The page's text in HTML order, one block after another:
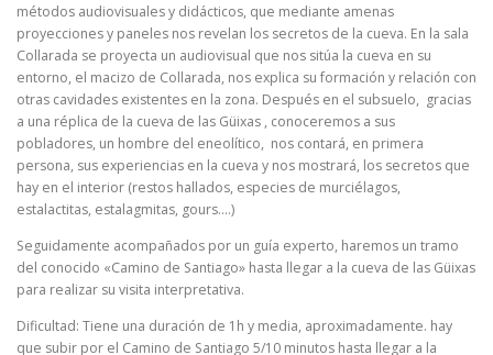
métodos audiovisuales y didácticos, que mediante amenas
proyecciones y paneles nos revelan los secretos de la cueva. En la sala
Collarada se proyecta un audiovisual que nos sitúa la cueva en su
entorno, el macizo de Collarada, nos explica su formación y relación con
otras cavidades existentes en la zona. Después en el subsuelo, gracias
a una réplica de la cueva de las Güixas , conoceremos a sus
pobladores, un hombre del eneolítico, nos contará, en primera
persona, sus experiencias en la cueva y nos mostrará, los secretos que
hay en el interior (restos hallados, especies de murciélagos,
estalactitas, estalagmitas, gours….)
Seguidamente acompañados por un guía experto, haremos un tramo
del conocido «Camino de Santiago» hasta llegar a la cueva de las Güixas
para realizar su visita interpretativa.
Dificultad: Tiene una duración de 1h y media, aproximadamente. hay
que subir por el Camino de Santiago 5/10 minutos hasta llegar a la